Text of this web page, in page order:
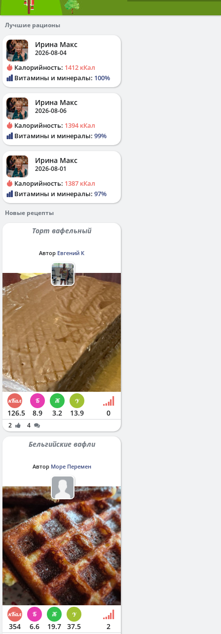
Лучшие рационы
Ирина Макс
2026-08-04
Калорийность: 1412 кКал
Витамины и минералы: 100%
Ирина Макс
2026-08-06
Калорийность: 1394 кКал
Витамины и минералы: 99%
Ирина Макс
2026-08-01
Калорийность: 1387 кКал
Витамины и минералы: 97%
Новые рецепты
Торт вафельный
Автор Евгений К
126.5 8.9 3.2 13.9 0
2 4
Бельгийские вафли
Автор Море Перемен
354 6.6 19.7 37.5 2